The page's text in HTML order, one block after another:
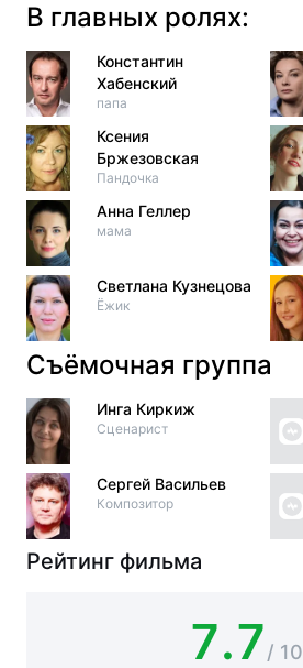
В главных ролях:
Константин
Хабенский
папа
Ксения
Бржезовская
Пандочка
Анна Геллер
мама
Светлана Кузнецова
Ёжик
Съёмочная группа
Инга Киркиж
Сценарист
Сергей Васильев
Композитор
Рейтинг фильма
7.7/ 10